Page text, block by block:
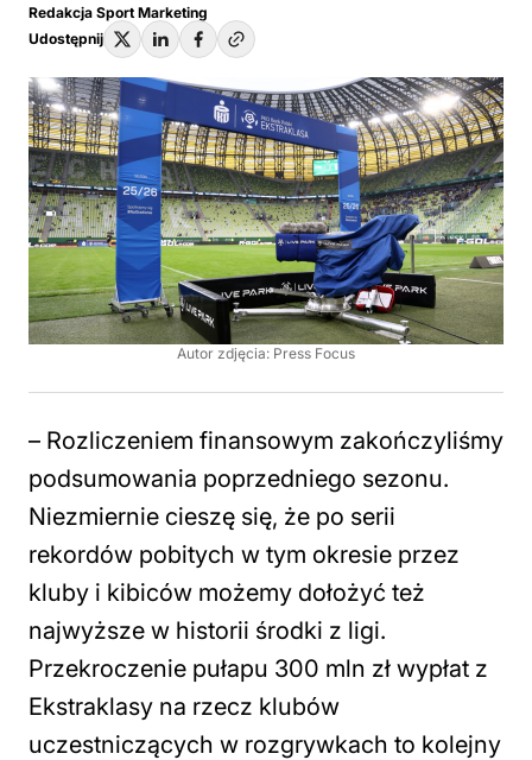
Redakcja Sport Marketing
Udostępnij
Autor zdjęcia: Press Focus
– Rozliczeniem finansowym zakończyliśmy
podsumowania poprzedniego sezonu.
Niezmiernie cieszę się, że po serii
rekordów pobitych w tym okresie przez
kluby i kibiców możemy dołożyć też
najwyższe w historii środki z ligi.
Przekroczenie pułapu 300 mln zł wypłat z
Ekstraklasy na rzecz klubów
uczestniczących w rozgrywkach to kolejny